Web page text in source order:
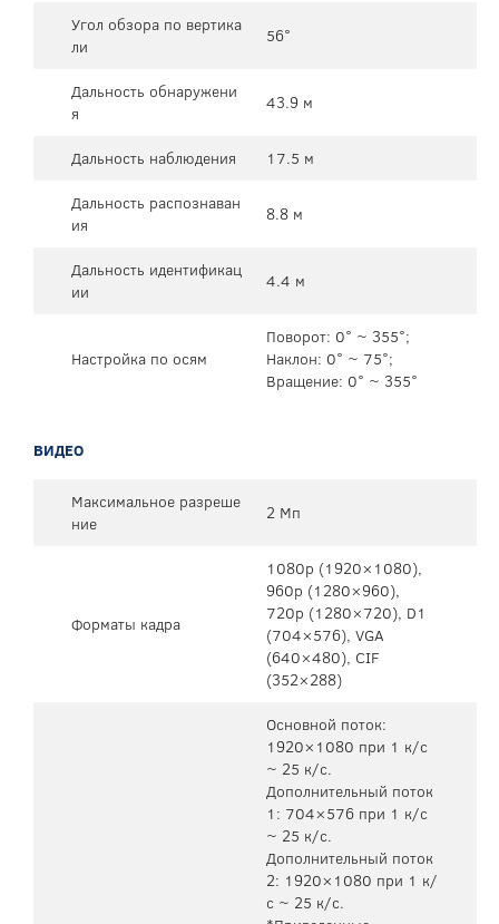
Угол обзора по вертика
ли
56°
Дальность обнаружени
я
43.9 м
Дальность наблюдения
17.5 м
Дальность распознаван
ия
8.8 м
Дальность идентификац
ии
4.4 м
Настройка по осям
Поворот: 0° ~ 355°;
Наклон: 0° ~ 75°;
Вращение: 0° ~ 355°
ВИДЕО
Максимальное разреше
ние
2 Мп
Форматы кадра
1080p (1920×1080),
960p (1280×960),
720p (1280×720), D1
(704×576), VGA
(640×480), CIF
(352×288)
Основной поток:
1920×1080 при 1 к/с
~ 25 к/с.
Дополнительный поток
1: 704×576 при 1 к/с
~ 25 к/с.
Дополнительный поток
2: 1920×1080 при 1 к/
с ~ 25 к/с.